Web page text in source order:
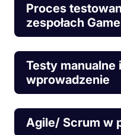
Proces
zespołach
Testy manualne
wprowadzenie
Agile/ Scrum w